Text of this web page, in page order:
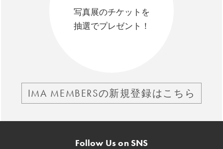
写真展のチケットを
抽選でプレゼント！
IMA MEMBERSの新規登録はこちら
Follow Us on SNS